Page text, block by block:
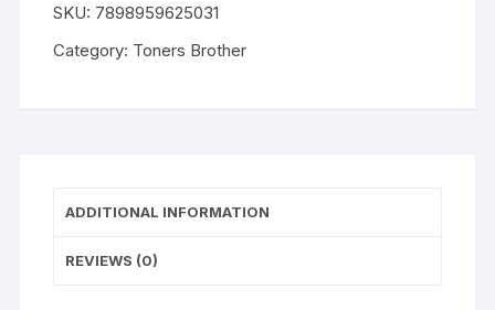
Black
1810
SKU: 7898959625031
Category: Toners Brother
ADDITIONAL INFORMATION
REVIEWS (0)